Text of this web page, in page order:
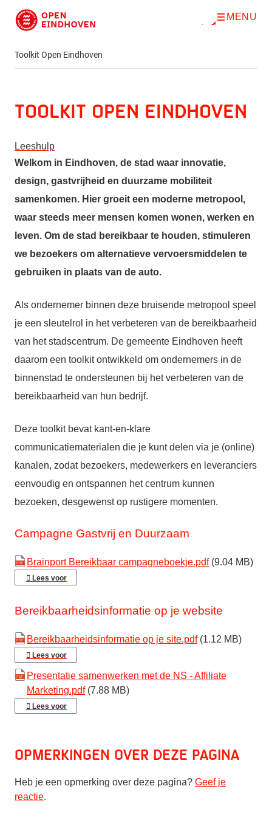
Direct naar de inhoud
O
MENU
Toolkit Open Eindhoven
Toolkit Open Eindhoven
Leeshulp
Welkom in Eindhoven, de stad waar innovatie,
design, gastvrijheid en duurzame mobiliteit
samenkomen. Hier groeit een moderne metropool,
waar steeds meer mensen komen wonen, werken en
leven. Om de stad bereikbaar te houden, stimuleren
we bezoekers om alternatieve vervoersmiddelen te
gebruiken in plaats van de auto.
Als ondernemer binnen deze bruisende metropool speel
je een sleutelrol in het verbeteren van de bereikbaarheid
van het stadscentrum. De gemeente Eindhoven heeft
daarom een toolkit ontwikkeld om ondernemers in de
binnenstad te ondersteunen bij het verbeteren van de
bereikbaarheid van hun bedrijf.
Deze toolkit bevat kant-en-klare
communicatiematerialen die je kunt delen via je (online)
kanalen, zodat bezoekers, medewerkers en leveranciers
eenvoudig en ontspannen het centrum kunnen
bezoeken, desgewenst op rustigere momenten.
Campagne Gastvrij en Duurzaam
Brainport Bereikbaar campagneboekje.pdf (9.04 MB)
Lees voor
Bereikbaarheidsinformatie op je website
Bereikbaarheidsinformatie op je site.pdf (1.12 MB)
Lees voor
Presentatie samenwerken met de NS - Affiliate
Marketing.pdf (7.88 MB)
Lees voor
Opmerkingen over deze pagina
Heb je een opmerking over deze pagina? Geef je
reactie.